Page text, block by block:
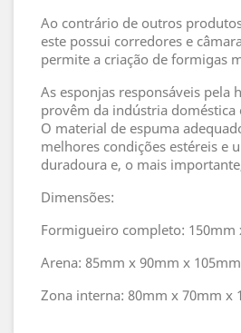
Ao contrário de outros
este possui corredores e
permite a criação de formigas
As esponjas responsáveis pela
provêm da indústria doméstica
O material de espuma
melhores condições estéreis e
duradoura e, o mais
Dimensões:
Formigueiro completo: 150mm
Arena: 85mm x 90mm x 105mm
Zona interna: 80mm x 70mm x